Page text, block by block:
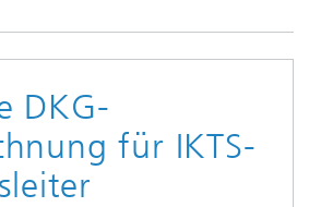
DKG-
für IKTS-